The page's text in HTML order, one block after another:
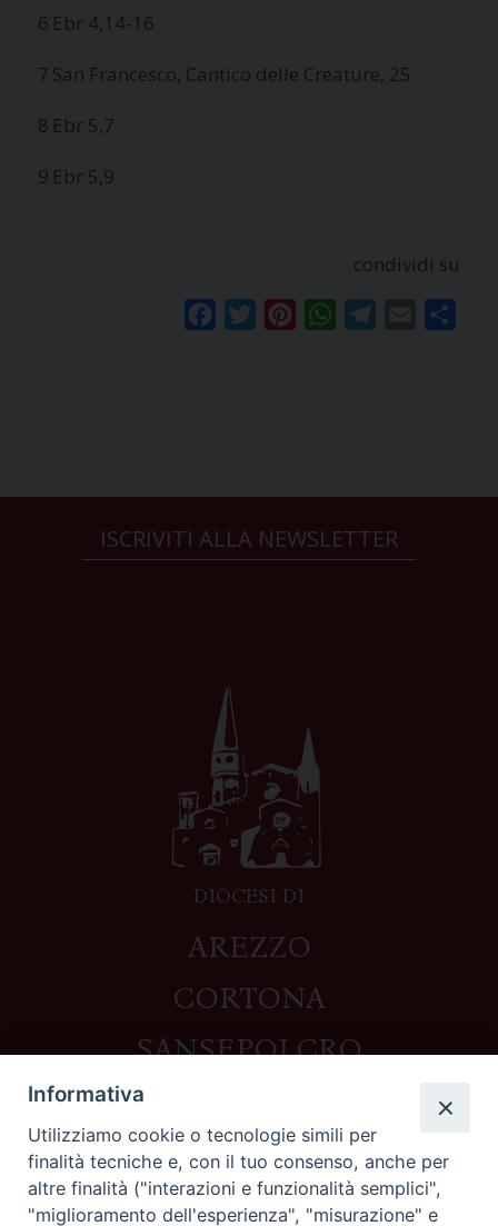
6 Ebr 4,14-16
7 San Francesco, Cantico delle Creature, 25
8 Ebr 5,7
9 Ebr 5,9
condividi su
FacebookTwitterPinterestWhatsAppTelegram
Email
ISCRIVITI ALLA NEWSLETTER
DIOCESI DI
AREZZO
CORTONA
SANSEPOLCRO
Contatti
Piazza del Duomo,1 - 52100 Arezzo
Informativa
Utilizziamo cookie o tecnologie simili per
finalità tecniche e, con il tuo consenso, anche per
altre finalità ("interazioni e funzionalità semplici",
"miglioramento dell'esperienza", "misurazione" e